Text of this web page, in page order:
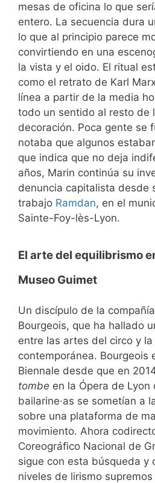
mesas de oficina lo que
entero. La secuencia dura
lo que al principio parece
convirtiendo en una
la vista y el oido. El ritual
como el retrato de Karl
línea a partir de la media
todo un sentido al resto de
decoración. Poca gente se
notaba que algunos
que indica que no deja
años, Marin continúa su
denuncia capitalista desde
trabajo Ramdan, en el
Sainte-Foy-lès-Lyon.
El arte del equilibrismo
Museo Guimet
Un discípulo de la
Bourgeois, que ha hallado
entre las artes del circo y la
contemporánea. Bourgeois
Biennale desde que en
tombe en la Ópera de Lyon
bailarine·as se sometían a
sobre una plataforma de
movimiento. Ahora
Coreográfico Nacional de
sigue con esta búsqueda y
niveles de lirismo